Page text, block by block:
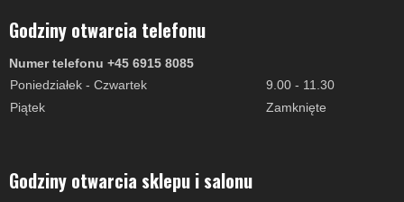
Godziny otwarcia telefonu
Numer telefonu +45 6915 8085
Poniedziałek - Czwartek
9.00 - 11.30
Piątek
Zamknięte
Godziny otwarcia sklepu i salonu